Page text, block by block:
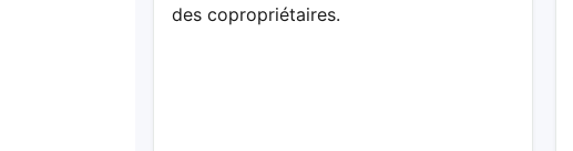
des copropriétaires.